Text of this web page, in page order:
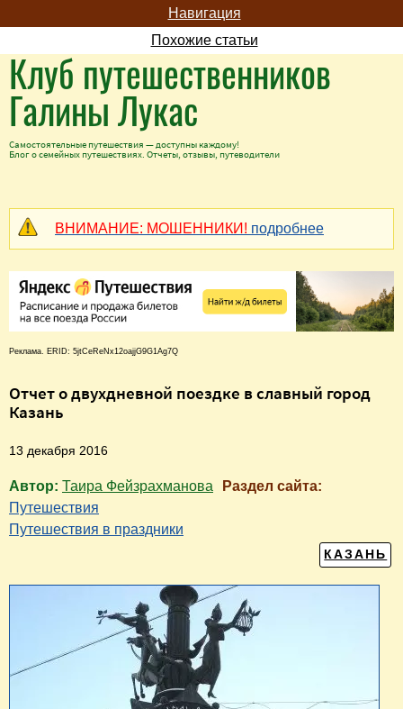
Навигация
Похожие статьи
Клуб путешественников
Галины Лукас
Самостоятельные путешествия — доступны каждому!
Блог о семейных путешествиях. Отчеты, отзывы, путеводители
ВНИМАНИЕ: МОШЕННИКИ! подробнее
Реклама. ERID: 5jtCeReNx12oajjG9G1Ag7Q
Отчет о двухдневной поездке в славный город
Казань
13 декабря 2016
Автор: Таира Фейзрахманова
Раздел сайта:
Путешествия
Путешествия в праздники
КАЗАНЬ